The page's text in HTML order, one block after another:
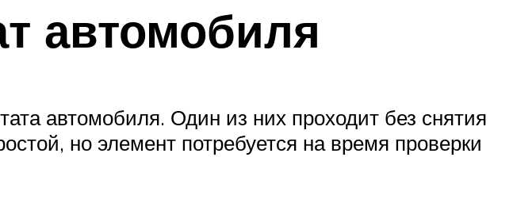
автомобиля
автомобиля. Один из них проходит без снятия
но элемент потребуется на время проверки